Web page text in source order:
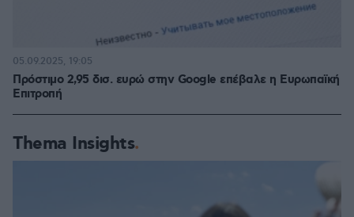
Πρόστιμο 2,95 δισ. ευρώ στην Google επέβαλε η Ευρωπαϊκή
Επιτροπή
05.09.2025, 19:05
Thema Insights